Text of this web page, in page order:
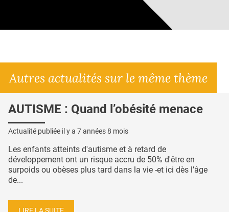
Autres actualités sur le même thème
AUTISME : Quand l’obésité menace
Actualité publiée il y a 7 années 8 mois
Les enfants atteints d'autisme et à retard de
développement ont un risque accru de 50% d'être en
surpoids ou obèses plus tard dans la vie -et ici dès l’âge
de...